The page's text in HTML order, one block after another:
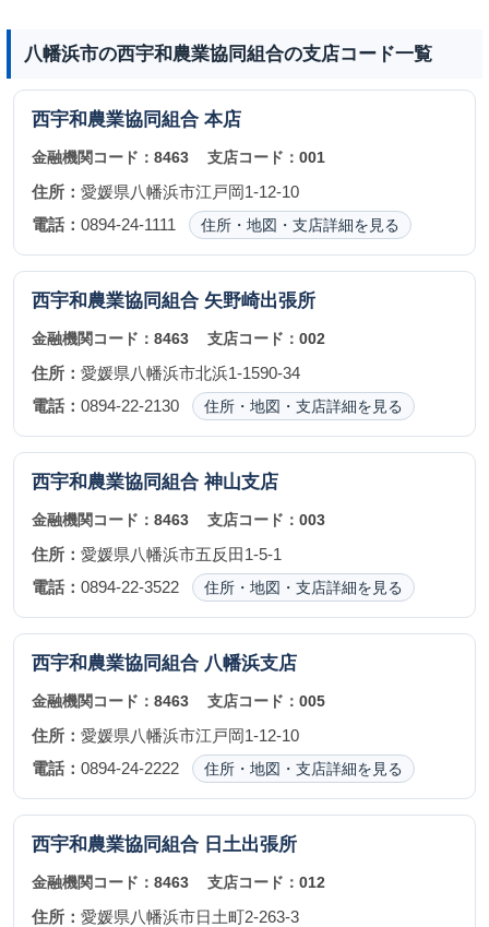
八幡浜市の西宇和農業協同組合の支店コード一覧
西宇和農業協同組合 本店
金融機関コード： 8463 支店コード：001
住所： 愛媛県八幡浜市江戸岡1-12-10
電話： 0894-24-1111 住所・地図・支店詳細を見る
西宇和農業協同組合 矢野崎出張所
金融機関コード： 8463 支店コード：002
住所： 愛媛県八幡浜市北浜1-1590-34
電話： 0894-22-2130 住所・地図・支店詳細を見る
西宇和農業協同組合 神山支店
金融機関コード： 8463 支店コード：003
住所： 愛媛県八幡浜市五反田1-5-1
電話： 0894-22-3522 住所・地図・支店詳細を見る
西宇和農業協同組合 八幡浜支店
金融機関コード： 8463 支店コード：005
住所： 愛媛県八幡浜市江戸岡1-12-10
電話： 0894-24-2222 住所・地図・支店詳細を見る
西宇和農業協同組合 日土出張所
金融機関コード： 8463 支店コード：012
住所： 愛媛県八幡浜市日土町2-263-3